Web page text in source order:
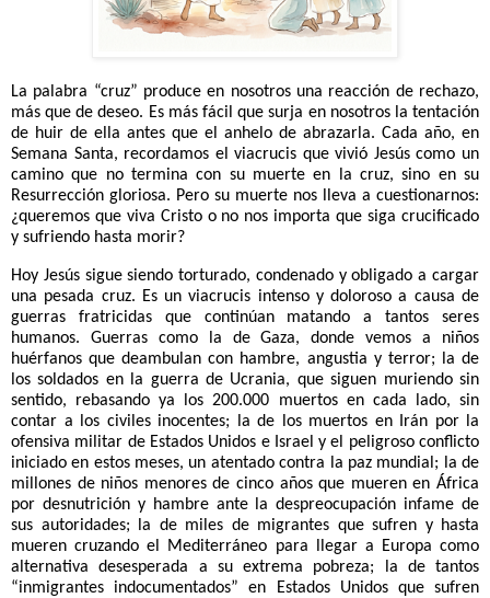
La palabra “cruz” produce en nosotros una reacción de rechazo,
más que de deseo. Es más fácil que surja en nosotros la tentación
de huir de ella antes que el anhelo de abrazarla. Cada año, en
Semana Santa, recordamos el viacrucis que vivió Jesús como un
camino que no termina con su muerte en la cruz, sino en su
Resurrección gloriosa. Pero su muerte nos lleva a cuestionarnos:
¿queremos que viva Cristo o no nos importa que siga crucificado
y sufriendo hasta morir?
Hoy Jesús sigue siendo torturado, condenado y obligado a cargar
una pesada cruz. Es un viacrucis intenso y doloroso a causa de
guerras fratricidas que continúan matando a tantos seres
humanos. Guerras como la de Gaza, donde vemos a niños
huérfanos que deambulan con hambre, angustia y terror; la de
los soldados en la guerra de Ucrania, que siguen muriendo sin
sentido, rebasando ya los 200.000 muertos en cada lado, sin
contar a los civiles inocentes; la de los muertos en Irán por la
ofensiva militar de Estados Unidos e Israel y el peligroso conflicto
iniciado en estos meses, un atentado contra la paz mundial; la de
millones de niños menores de cinco años que mueren en África
por desnutrición y hambre ante la despreocupación infame de
sus autoridades; la de miles de migrantes que sufren y hasta
mueren cruzando el Mediterráneo para llegar a Europa como
alternativa desesperada a su extrema pobreza; la de tantos
“inmigrantes indocumentados” en Estados Unidos que sufren